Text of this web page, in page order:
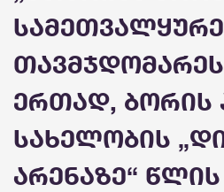
ერთად, ბორის
სახელობის
არენაზე“